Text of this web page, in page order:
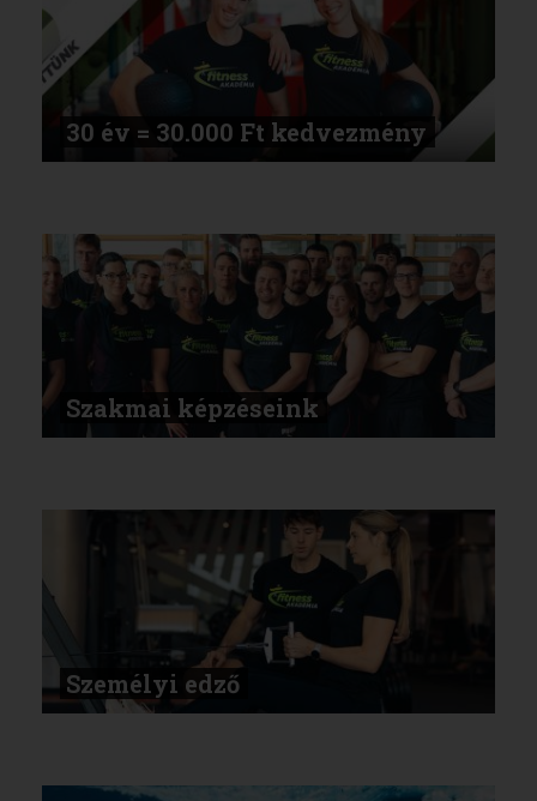
30 év = 30.000 Ft kedvezmény
Szakmai képzéseink
Személyi edző